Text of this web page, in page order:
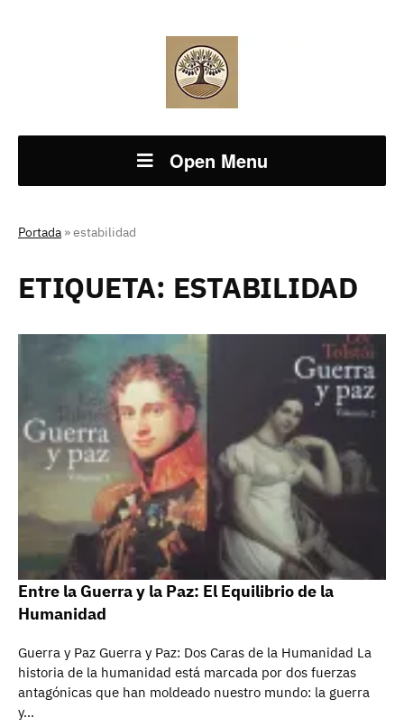
Open Menu
Portada »estabilidad
ETIQUETA: ESTABILIDAD
Entre la Guerra y la Paz: El Equilibrio de la
Humanidad
Guerra y Paz Guerra y Paz: Dos Caras de la Humanidad La
historia de la humanidad está marcada por dos fuerzas
antagónicas que han moldeado nuestro mundo: la guerra
y…